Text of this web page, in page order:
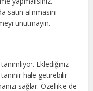
alınmasını
unutmayın.
Eklediğiniz
hale getirebilir
sağlar. Özellikle de